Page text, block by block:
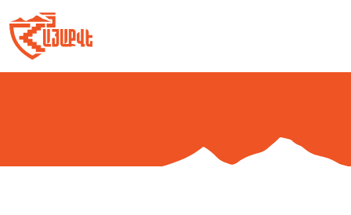
to
content